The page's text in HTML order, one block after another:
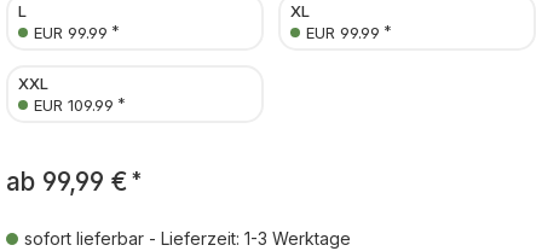
L
EUR 99.99 *
XL
EUR 99.99 *
XXL
EUR 109.99 *
ab 99,99 € *
sofort lieferbar - Lieferzeit: 1-3 Werktage